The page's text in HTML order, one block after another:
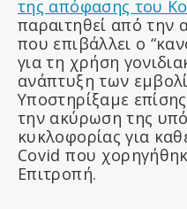
της απόφασης του
παραιτηθεί από την
που επιβάλλει ο
για τη χρήση
ανάπτυξη των
Υποστηρίξαμε
την ακύρωση της
κυκλοφορίας για
Covid που
Επιτροπή.